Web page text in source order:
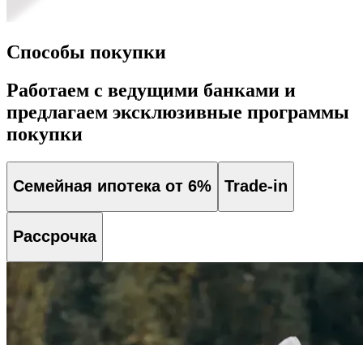
Способы покупки
Работаем с ведущими банками и
предлагаем эксклюзивные программы
покупки
Семейная ипотека от 6% Trade-in
Рассрочка